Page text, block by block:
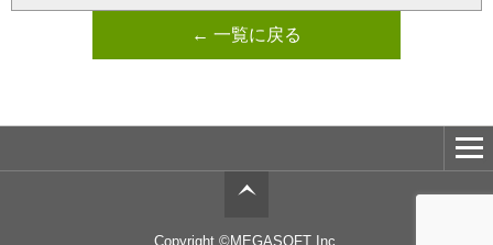
← 一覧に戻る
Copyright ©MEGASOFT Inc.